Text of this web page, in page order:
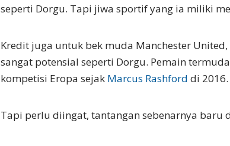
seperti Dorgu. Tapi jiwa sportif yang ia miliki
Kredit juga untuk bek muda Manchester United,
sangat potensial seperti Dorgu. Pemain
kompetisi Eropa sejak Marcus Rashford di 2016.
Tapi perlu diingat, tantangan sebenarnya baru